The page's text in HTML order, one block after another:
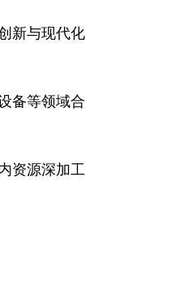
新与现代化
备等领域合
资源深加工